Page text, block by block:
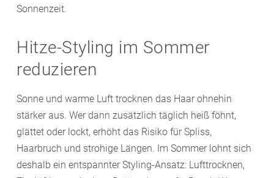
Sonnenzeit.
Hitze-Styling im Sommer
reduzieren
Sonne und warme Luft trocknen das Haar ohnehin
stärker aus. Wer dann zusätzlich täglich heiß föhnt,
glättet oder lockt, erhöht das Risiko für Spliss,
Haarbruch und strohige Längen. Im Sommer lohnt sich
deshalb ein entspannter Styling-Ansatz: Lufttrocknen,